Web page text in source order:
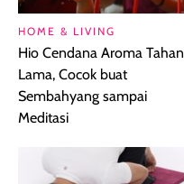
HOME & LIVING
Hio Cendana Aroma Tahan
Lama, Cocok buat
Sembahyang sampai
Meditasi